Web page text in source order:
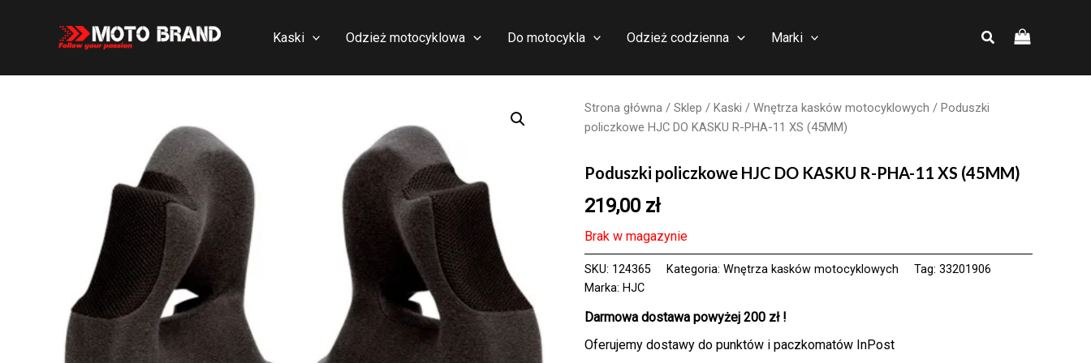
Kaski Odzież motocyklowa Do motocykla Odzież codzienna Marki
Strona główna / Sklep / Kaski / Wnętrza kasków motocyklowych / Poduszki
policzkowe HJC DO KASKU R-PHA-11 XS (45MM)
Poduszki policzkowe HJC DO KASKU R-PHA-11 XS (45MM)
219,00 zł
Brak w magazynie
SKU: 124365 Kategoria: Wnętrza kasków motocyklowych Tag: 33201906
Marka: HJC
Darmowa dostawa powyżej 200 zł !
Oferujemy dostawy do punktów i paczkomatów InPost